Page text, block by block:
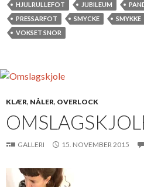
HJULRULLEFOT
JUBILEUM
PRESSARFOT
SMYCKE SMYKKE
VOKSET SNOR
KLÆR, NÅLER, OVERLOCK
GALLERI 15. NOVEMBER 2015